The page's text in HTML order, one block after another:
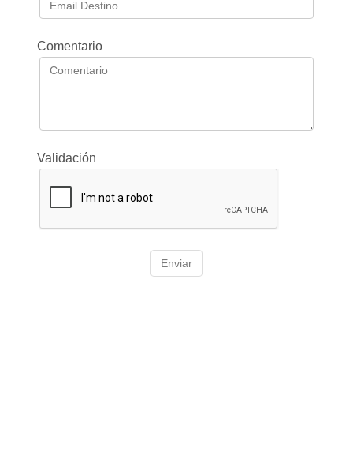
Comentario
Validación